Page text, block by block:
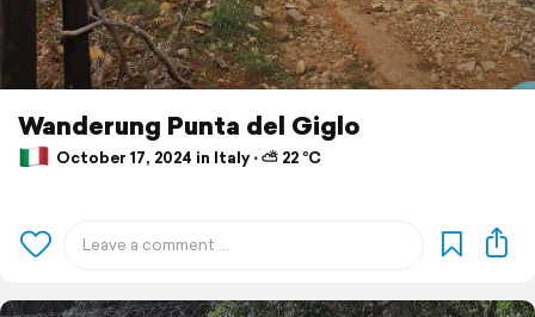
Wanderung Punta del Giglo
October 17, 2024 in Italy ⋅ ⛅ 22 °C